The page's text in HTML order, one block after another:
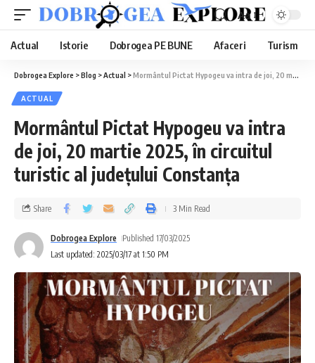
Aa
Actual Istorie Dobrogea PE BUNE Afaceri Turism
Dobrogea Explore >Blog >Actual >Mormântul Pictat Hypogeu va intra de joi, 20 martie 2025, în circuitul turistic al județului Constanța
ACTUAL
Mormântul Pictat Hypogeu va intra
de joi, 20 martie 2025, în circuitul
turistic al județului Constanța
Last updated: 2025/03/17 at 1:50 PM
Dobrogea Explore Published 17/03/2025
Share 3 Min Read